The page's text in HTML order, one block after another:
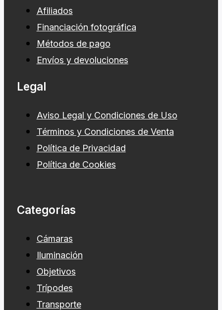
Afiliados
Financiación fotográfica
Métodos de pago
Envíos y devoluciones
Legal
Aviso Legal y Condiciones de Uso
Términos y Condiciones de Venta
Política de Privacidad
Política de Cookies
Categorías
Cámaras
Iluminación
Objetivos
Trípodes
Transporte